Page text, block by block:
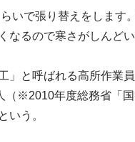
いで張り替えをしま
なるので寒さがしんどい
」と呼ばれる高所作業
（※2010年度総務省「
いう。